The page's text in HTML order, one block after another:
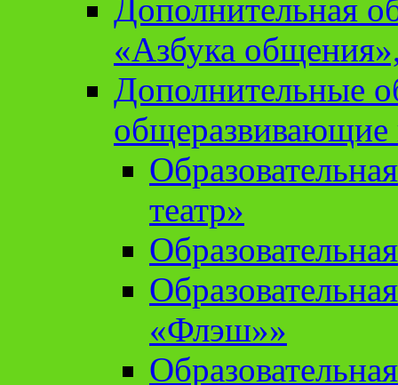
Дополнительная
«Азбука
Дополнительные
театр»
«Флэш»»